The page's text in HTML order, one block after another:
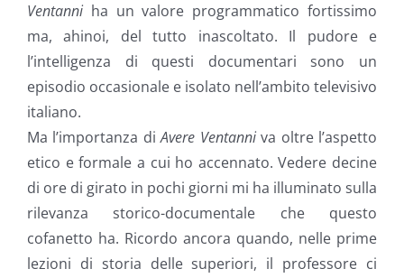
Ventanni ha un valore programmatico fortissimo
ma, ahinoi, del tutto inascoltato. Il pudore e
l’intelligenza di questi documentari sono un
episodio occasionale e isolato nell’ambito televisivo
italiano.
Ma l’importanza diAvere Ventanniva oltre l’aspetto
etico e formale a cui ho accennato. Vedere decine
di ore di girato in pochi giorni mi ha illuminato sulla
rilevanza storico-documentale che questo
cofanetto ha. Ricordo ancora quando, nelle prime
lezioni di storia delle superiori, il professore ci